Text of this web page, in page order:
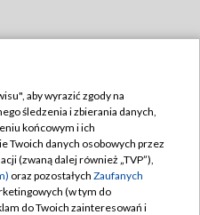
TVP
zgody
aby wyrazić zgody na
śledzenia i zbierania danych,
końcowym i ich
Twoich danych osobowych przez
(zwaną dalej również „TVP”),
oraz pozostałych Zaufanych
(w tym do
do Twoich zainteresowań i